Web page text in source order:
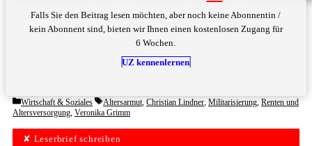
Falls Sie den Beitrag lesen möchten, aber noch keine Abonnentin /
kein Abonnent sind, bieten wir Ihnen einen kostenlosen Zugang für
6 Wochen.
UZ kennenlernen
Categories
Wirtschaft & Soziales Tags
Altersarmut, Christian Lindner, Militarisierung, Renten und
Altersversorgung, Veronika Grimm
✘ Leserbrief schreiben